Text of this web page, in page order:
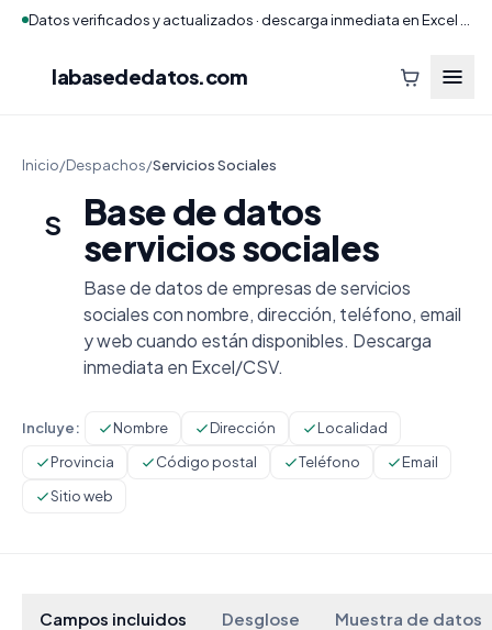
labasededatos.com
Inicio/Despachos/Servicios Sociales
S
Base de datos
servicios sociales
Base de datos de empresas de servicios
sociales con nombre, dirección, teléfono, email
y web cuando están disponibles. Descarga
inmediata en Excel/CSV.
Incluye: Nombre Dirección
Localidad
Provincia
Código postal Teléfono
Email
Sitio web
Campos incluidos Desglose Muestra de datos